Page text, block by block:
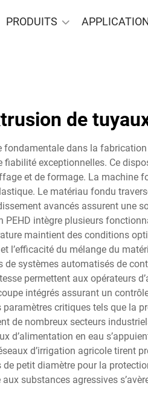
PRODUITS
de
dans la
exceptionnelles. Ce
et de formage. La machine
Le matériau fondu
avancés assurent une
intègre plusieurs
maintient des conditions
l’efficacité du mélange du
systèmes automatisés de
permettent aux opérateurs
intégrés assurant un
critiques tels que la
de nombreux secteurs
en eau
d’irrigation agricole tirent
petit diamètre pour la
substances agressives